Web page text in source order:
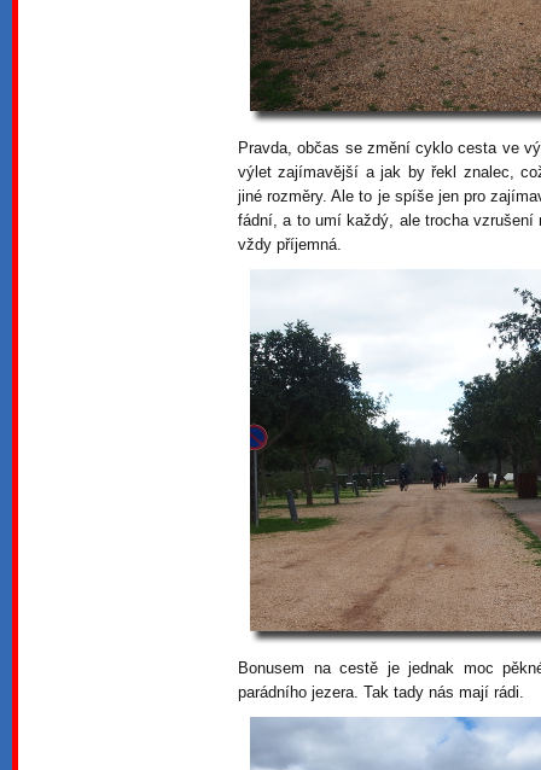
Pravda, občas se změní cyklo cesta ve
výlet zajímavější a jak by řekl znalec,
jiné rozměry. Ale to je spíše jen pro
fádní, a to umí každý, ale trocha
vždy příjemná.
Bonusem na cestě je jednak moc
parádního jezera. Tak tady nás mají rádi.